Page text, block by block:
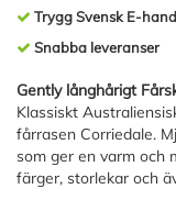
Trygg Svensk E-
Snabba leveranser
Gently långhårigt
Klassiskt
fårrasen Corriedale.
som ger en varm och
färger, storlekar och